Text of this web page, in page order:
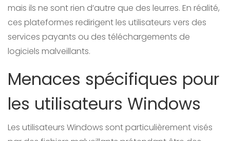
mais ils ne sont rien d’autre que des leurres. En réalité,
ces plateformes redirigent les utilisateurs vers des
services payants ou des téléchargements de
logiciels malveillants.
Menaces spécifiques pour
les utilisateurs Windows
Les utilisateurs Windows sont particulièrement visés